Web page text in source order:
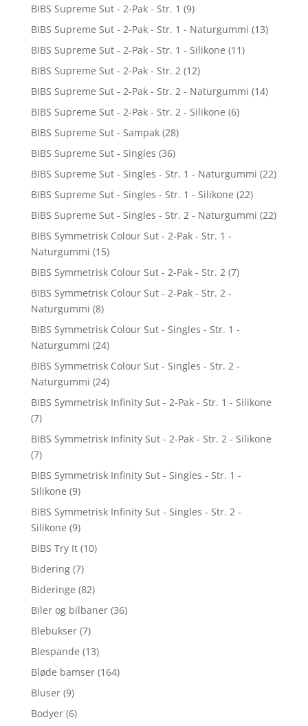
BIBS Supreme Sut - 2-Pak - Str. 1 (9)
BIBS Supreme Sut - 2-Pak - Str. 1 - Naturgummi (13)
BIBS Supreme Sut - 2-Pak - Str. 1 - Silikone (11)
BIBS Supreme Sut - 2-Pak - Str. 2 (12)
BIBS Supreme Sut - 2-Pak - Str. 2 - Naturgummi (14)
BIBS Supreme Sut - 2-Pak - Str. 2 - Silikone (6)
BIBS Supreme Sut - Sampak (28)
BIBS Supreme Sut - Singles (36)
BIBS Supreme Sut - Singles - Str. 1 - Naturgummi (22)
BIBS Supreme Sut - Singles - Str. 1 - Silikone (22)
BIBS Supreme Sut - Singles - Str. 2 - Naturgummi (22)
BIBS Symmetrisk Colour Sut - 2-Pak - Str. 1 -
Naturgummi (15)
BIBS Symmetrisk Colour Sut - 2-Pak - Str. 2 (7)
BIBS Symmetrisk Colour Sut - 2-Pak - Str. 2 -
Naturgummi (8)
BIBS Symmetrisk Colour Sut - Singles - Str. 1 -
Naturgummi (24)
BIBS Symmetrisk Colour Sut - Singles - Str. 2 -
Naturgummi (24)
BIBS Symmetrisk Infinity Sut - 2-Pak - Str. 1 - Silikone
(7)
BIBS Symmetrisk Infinity Sut - 2-Pak - Str. 2 - Silikone
(7)
BIBS Symmetrisk Infinity Sut - Singles - Str. 1 -
Silikone (9)
BIBS Symmetrisk Infinity Sut - Singles - Str. 2 -
Silikone (9)
BIBS Try It (10)
Bidering (7)
Bideringe (82)
Biler og bilbaner (36)
Blebukser (7)
Blespande (13)
Bløde bamser (164)
Bluser (9)
Bodyer (6)